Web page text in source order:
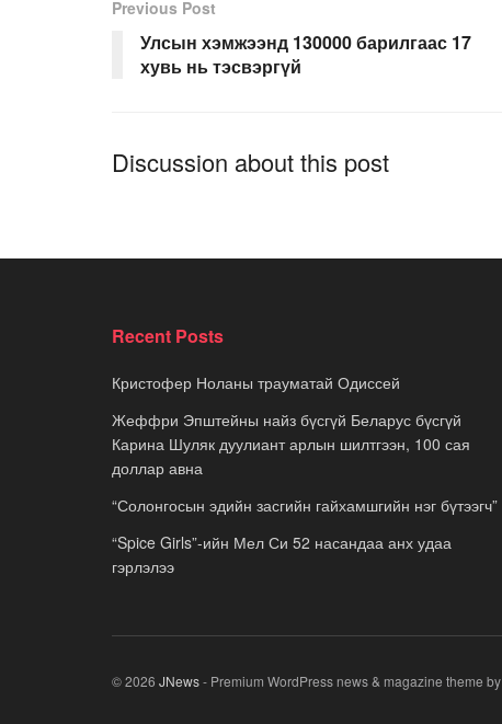
Previous Post
Улсын хэмжээнд 130000 барилгаас 17
хувь нь тэсвэргүй
Discussion about this post
Recent Posts
Кристофер Ноланы трауматай Одиссей
Жеффри Эпштейны найз бүсгүй Беларус бүсгүй
Карина Шуляк дуулиант арлын шилтгээн, 100 сая
доллар авна
“Солонгосын эдийн засгийн гайхамшгийн нэг бүтээгч”
“Spice Girls”-ийн Мел Си 52 насандаа анх удаа
гэрлэлээ
© 2026 JNews- Premium WordPress news & magazine theme by